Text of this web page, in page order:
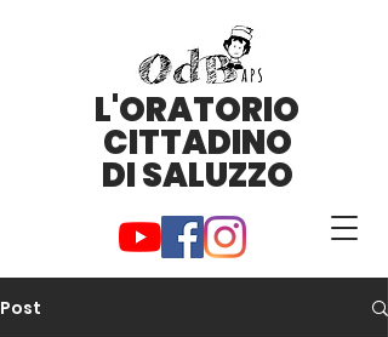
L'ORATORIO
CITTADINO
DI SALUZZO
Post